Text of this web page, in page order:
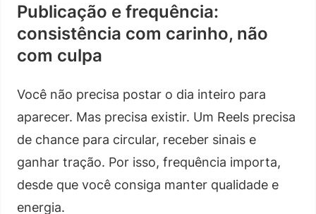
Publicação e frequência:
consistência com carinho, não
com culpa
Você não precisa postar o dia inteiro para
aparecer. Mas precisa existir. Um Reels precisa
de chance para circular, receber sinais e
ganhar tração. Por isso, frequência importa,
desde que você consiga manter qualidade e
energia.